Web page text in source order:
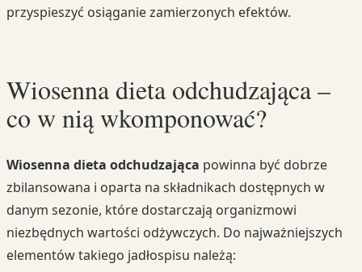
przyspieszyć osiąganie zamierzonych efektów.
Wiosenna dieta odchudzająca –
co w nią wkomponować?
Wiosenna dieta odchudzająca powinna być dobrze
zbilansowana i oparta na składnikach dostępnych w
danym sezonie, które dostarczają organizmowi
niezbędnych wartości odżywczych. Do najważniejszych
elementów takiego jadłospisu należą: